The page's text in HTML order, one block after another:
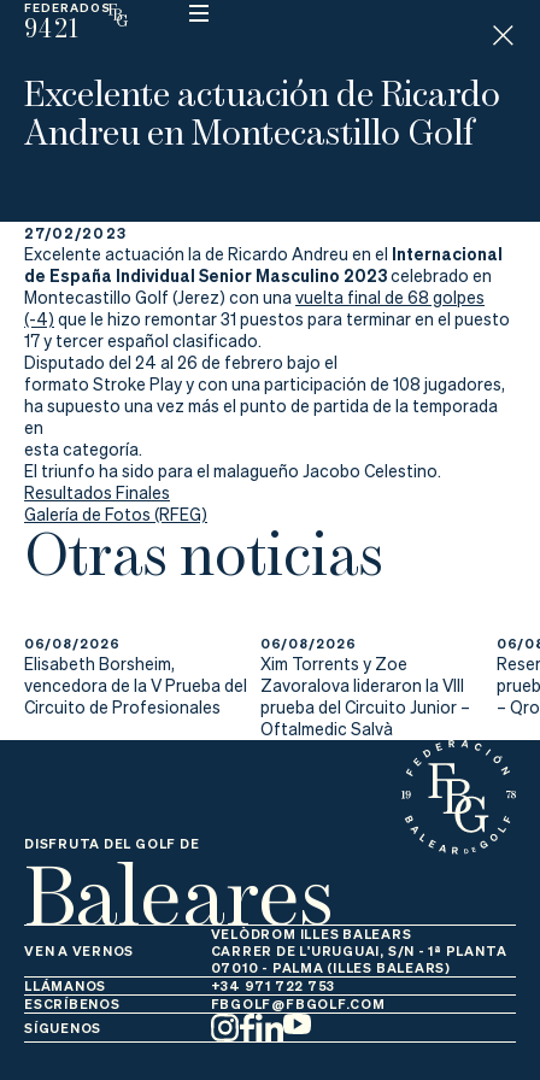
FEDERADOS
9421
ESP
N
D
C
La
Federación
Federarse
Jugar
Aprender
Actualidad
Excelente actuación de Ricardo
Andreu en Montecastillo Golf
27/02/2023
Excelente actuación la de Ricardo Andreu en el Internacional
de España Individual Senior Masculino 2023celebrado en
Montecastillo Golf (Jerez) con unavuelta final de 68 golpes
(-4) que le hizo remontar 31 puestos para terminar en el puesto
17 y tercer español clasificado.
Disputado del 24 al 26 de febrero bajo el
formato Stroke Play y con una participación de 108 jugadores,
ha supuesto una vez más el punto de partida de la temporada
en
esta categoría.
El triunfo ha sido para el malagueño Jacobo Celestino.
Resultados Finales
Galería de Fotos (RFEG)
Otras noticias
06/08/2026
Elisabeth Borsheim,
vencedora de la V Prueba del
Circuito de Profesionales
06/08/2026
Xim Torrents y Zoe
Zavoralova lideraron la VIII
prueba del Circuito Junior –
Oftalmedic Salvà
06/
–
DISFRUTA DEL GOLF DE
Baleares
VEN A VERNOS
VELÒDROM ILLES BALEARS
CARRER DE L'URUGUAI, S/N - 1ª PLANTA
07010 - PALMA (ILLES BALEARS)
LLÁMANOS
+34 971 722 753
ESCRÍBENOS
FBGOLF@FBGOLF.COM
SÍGUENOS